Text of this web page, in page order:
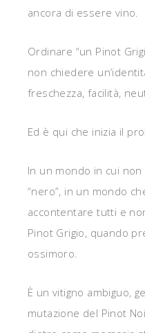
ancora di essere vino.
Ordinare “un Pinot
non chiedere
freschezza, facilità,
Ed è qui che inizia il
In un mondo in cui non
“nero”, in un mondo
accontentare tutti e
Pinot Grigio, quando
ossimoro.
È un vitigno ambiguo,
mutazione del Pinot